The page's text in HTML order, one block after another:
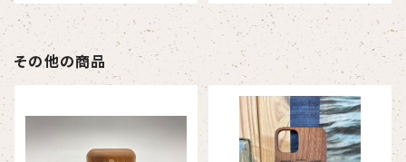
その他の商品